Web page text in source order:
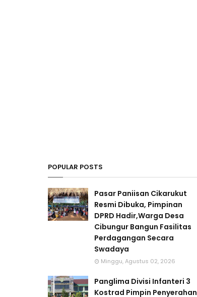
POPULAR POSTS
Pasar Paniisan Cikarukut
Resmi Dibuka, Pimpinan
DPRD Hadir,Warga Desa
Cibungur Bangun Fasilitas
Perdagangan Secara
Swadaya
Minggu, Agustus 02, 2026
Panglima Divisi Infanteri 3
Kostrad Pimpin Penyerahan